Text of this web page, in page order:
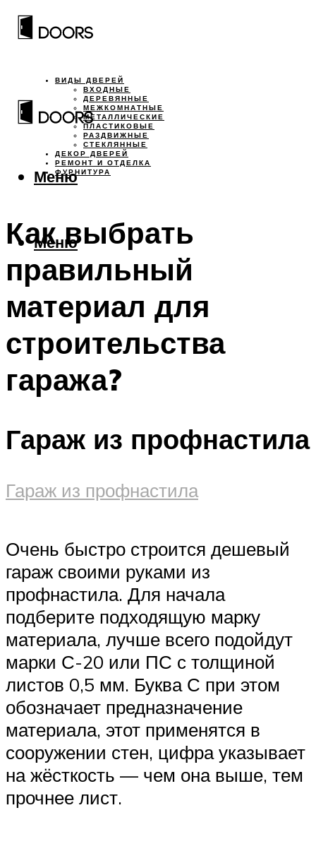
ВИДЫ ДВЕРЕЙ
ВХОДНЫЕ
ДЕРЕВЯННЫЕ
МЕЖКОМНАТНЫЕ
МЕТАЛЛИЧЕСКИЕ
ПЛАСТИКОВЫЕ
РАЗДВИЖНЫЕ
СТЕКЛЯННЫЕ
ДЕКОР ДВЕРЕЙ
РЕМОНТ И ОТДЕЛКА
ФУРНИТУРА
Меню
Меню
Как выбрать
правильный
материал для
строительства
гаража?
Гараж из профнастила
Гараж из профнастила
Очень быстро строится дешевый
гараж своими руками из
профнастила. Для начала
подберите подходящую марку
материала, лучше всего подойдут
марки С-20 или ПС с толщиной
листов 0,5 мм. Буква С при этом
обозначает предназначение
материала, этот применятся в
сооружении стен, цифра указывает
на жёсткость — чем она выше, тем
прочнее лист.